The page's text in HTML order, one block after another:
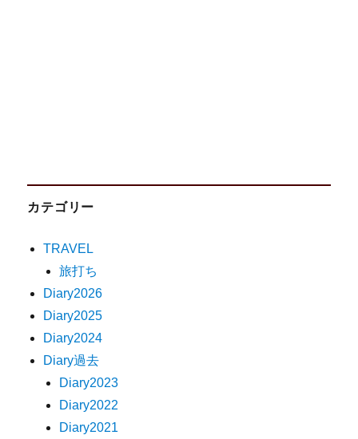
カテゴリー
TRAVEL
旅打ち
Diary2026
Diary2025
Diary2024
Diary過去
Diary2023
Diary2022
Diary2021